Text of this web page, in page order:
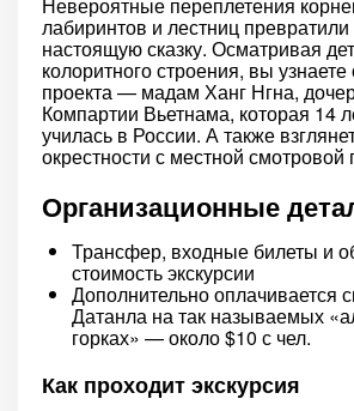
лабиринтов и лестниц превратили
настоящую сказку. Осматривая
колоритного строения, вы
проекта — мадам Ханг Нгна,
Компартии Вьетнама, которая 14
училась в России. А также
окрестности с местной
Организационные
Трансфер, входные билеты и
стоимость экскурсии
Дополнительно оплачивается
Датанла на так называемых
горках» — около $10 с чел.
Как проходит экскурсия